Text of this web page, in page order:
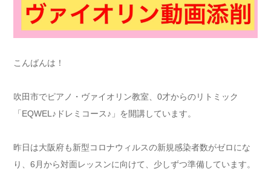
こんばんは！
吹田市でピアノ・ヴァイオリン教室、0才からのリトミック
「EQWEL♪ドレミコース♪」を開講しています。
昨日は大阪府も新型コロナウィルスの新規感染者数がゼロにな
り、6月から対面レッスンに向けて、少しずつ準備しています。